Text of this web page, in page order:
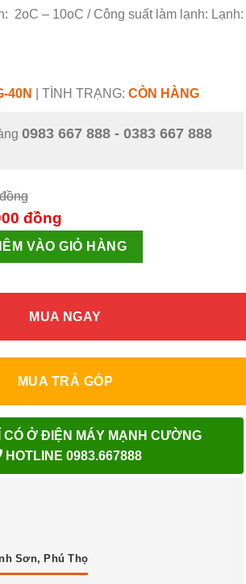
2oC – 10oC / Công suất làm lạnh: Lạnh:
40N TÌNH TRẠNG: CÒN HÀNG
0983 667 888 - 0383 667 888
đồng
KG-40N số lượng
VÀO GIỎ HÀNG
MUA NGAY
MUA TRẢ GÓP
Ở ĐIỆN MÁY MẠNH CƯỜNG
HOTLINE 0983.667888
Sơn, Phú Thọ